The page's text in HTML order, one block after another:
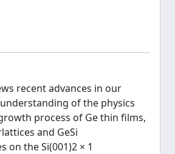
recent advances in our
of the physics
process of Ge thin films,
and GeSi
on the Si(001)2 × 1